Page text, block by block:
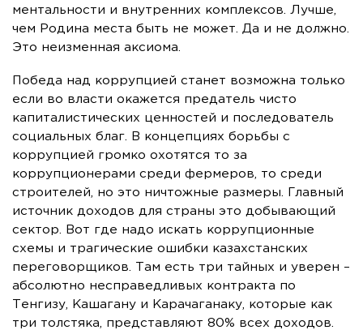
ментальности и внутренних комплексов. Лучше,
чем Родина места быть не может. Да и не должно.
Это неизменная аксиома.
Победа над коррупцией станет возможна только
если во власти окажется предатель чисто
капиталистических ценностей и последователь
социальных благ. В концепциях борьбы с
коррупцией громко охотятся то за
коррупционерами среди фермеров, то среди
строителей, но это ничтожные размеры. Главный
источник доходов для страны это добывающий
сектор. Вот где надо искать коррупционные
схемы и трагические ошибки казахстанских
переговорщиков. Там есть три тайных и уверен –
абсолютно несправедливых контракта по
Тенгизу, Кашагану и Карачаганаку, которые как
три толстяка, представляют 80% всех доходов.